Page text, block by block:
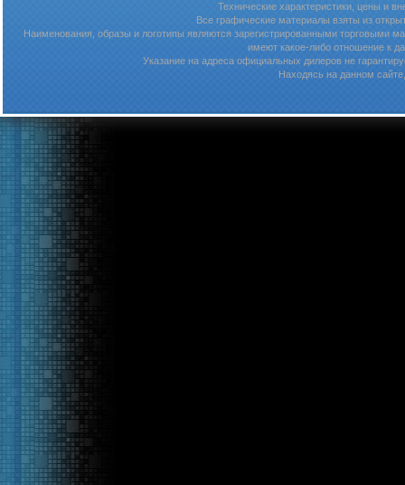
Технические характеристики, цены и
Все графические материалы взяты из
Наименования, образы и логотипы являются зарегистрированными торговыми
имеют какое-либо отношение к
Указание на адреса официальных дилеров не
Находясь на данном